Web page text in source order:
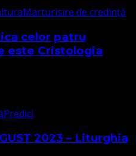
Marturisire de credință
celor patru
este Cristologia
Predici
2023 – Liturghia